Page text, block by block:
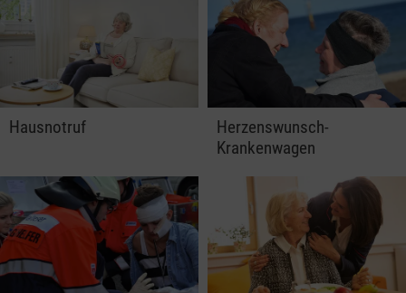
Hausnotruf
Herzenswunsch-
Krankenwagen